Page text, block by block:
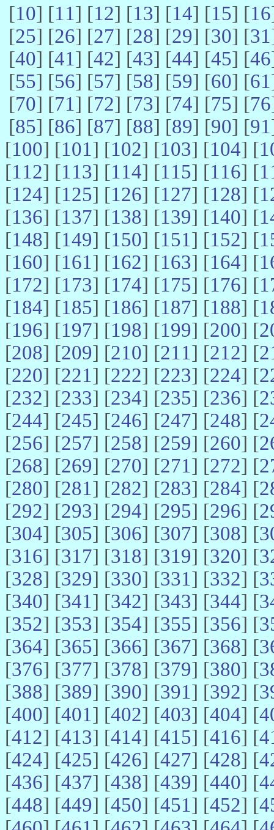
[10] [11] [12] [13] [14] [15] [16
[25] [26] [27] [28] [29] [30] [31
[40] [41] [42] [43] [44] [45] [46
[55] [56] [57] [58] [59] [60] [61
[70] [71] [72] [73] [74] [75] [76
[85] [86] [87] [88] [89] [90] [91
[100] [101] [102] [103] [104] [
[112] [113] [114] [115] [116] [
[124] [125] [126] [127] [128] [
[136] [137] [138] [139] [140] [
[148] [149] [150] [151] [152] [
[160] [161] [162] [163] [164] [
[172] [173] [174] [175] [176] [
[184] [185] [186] [187] [188] [
[196] [197] [198] [199] [200] [
[208] [209] [210] [211] [212] [
[220] [221] [222] [223] [224] [
[232] [233] [234] [235] [236] [
[244] [245] [246] [247] [248] [
[256] [257] [258] [259] [260] [
[268] [269] [270] [271] [272] [
[280] [281] [282] [283] [284] [
[292] [293] [294] [295] [296] [
[304] [305] [306] [307] [308] [
[316] [317] [318] [319] [320] [
[328] [329] [330] [331] [332] [
[340] [341] [342] [343] [344] [
[352] [353] [354] [355] [356] [
[364] [365] [366] [367] [368] [
[376] [377] [378] [379] [380] [
[388] [389] [390] [391] [392] [
[400] [401] [402] [403] [404] [
[412] [413] [414] [415] [416] [
[424] [425] [426] [427] [428] [
[436] [437] [438] [439] [440] [
[448] [449] [450] [451] [452] [